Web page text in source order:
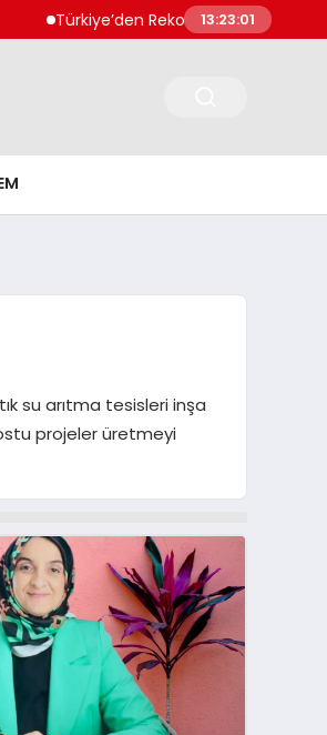
Rekor Teknoloji İhracatı 56 Milyar
13:23:02
su arıtma tesisleri inşa
projeler üretmeyi